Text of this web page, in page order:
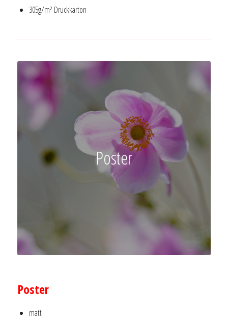
305g/m² Druckkarton
Poster
Poster
matt